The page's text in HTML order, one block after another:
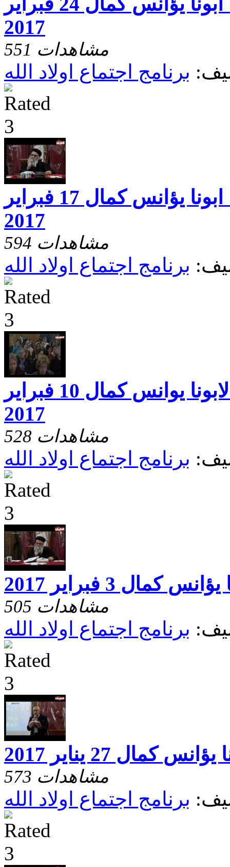
2017
551 مشاهدات
برنامج اجتماع اولاد الله
اجتماع اولاد الله ابونا يؤانس كمال 17 فبراير
2017
594 مشاهدات
برنامج اجتماع اولاد الله
اجتماع اولاد الله لابونا يوانس كمال 10 فبراير
2017
528 مشاهدات
برنامج اجتماع اولاد الله
كمال 3 فبراير 2017
505 مشاهدات
برنامج اجتماع اولاد الله
كمال 27 يناير 2017
573 مشاهدات
برنامج اجتماع اولاد الله